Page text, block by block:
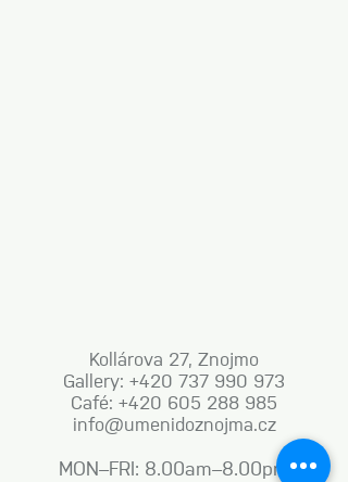
Kollárova 27, Znojmo
Gallery: +420 737 990 973
Café: +420 605 288 985
info@umenidoznojma.cz
MON–FRI: 8.00am–8.00pm